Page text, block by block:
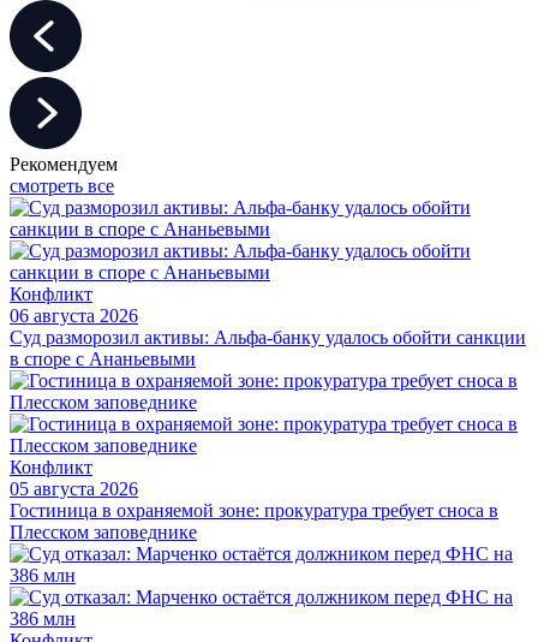
Рекомендуем
смотреть все
Конфликт
06 августа 2026
Суд разморозил активы: Альфа-банку удалось обойти санкции
в споре с Ананьевыми
Конфликт
05 августа 2026
Гостиница в охраняемой зоне: прокуратура требует сноса в
Плесском заповеднике